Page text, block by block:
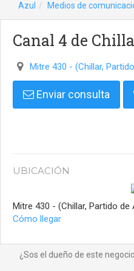
Azul Medios de
Canal 4 de
Mitre 430 - (Chillar,
Enviar consulta
UBICACIÓN
Mitre 430 - (Chillar, Partido
Cómo llegar
¿Sos el dueño de este